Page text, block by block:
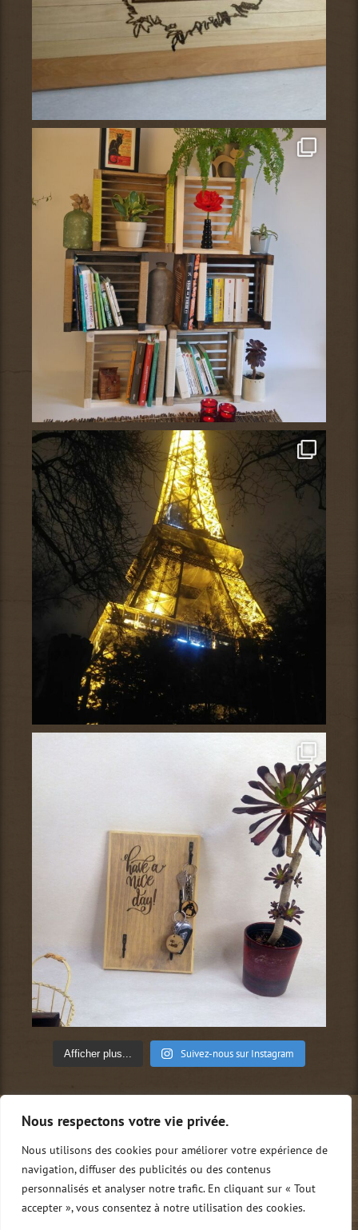
Nous respectons votre vie privée.
Nous utilisons des cookies pour améliorer votre expérience de
navigation, diffuser des publicités ou des contenus
personnalisés et analyser notre trafic. En cliquant sur « Tout
accepter », vous consentez à notre utilisation des cookies.
Afficher plus... Suivez-nous sur Instagram
Qui sommes-nous ?
Conditions générales de vente
Nous contacter
0